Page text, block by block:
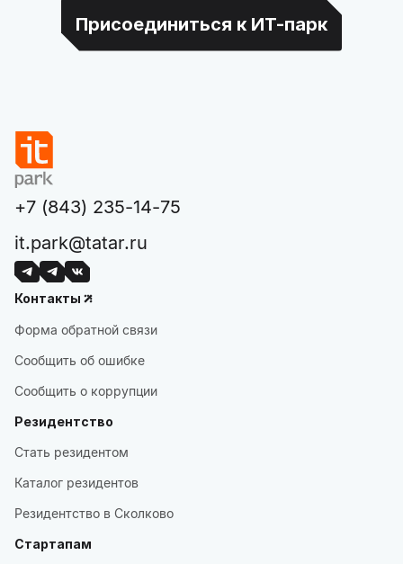
Присоединиться к ИТ-парк
+7 (843) 235-14-75
it.park@tatar.ru
Контакты
Форма обратной связи
Сообщить об ошибке
Сообщить о коррупции
Резидентство
Стать резидентом
Каталог резидентов
Резидентство в Сколково
Стартапам